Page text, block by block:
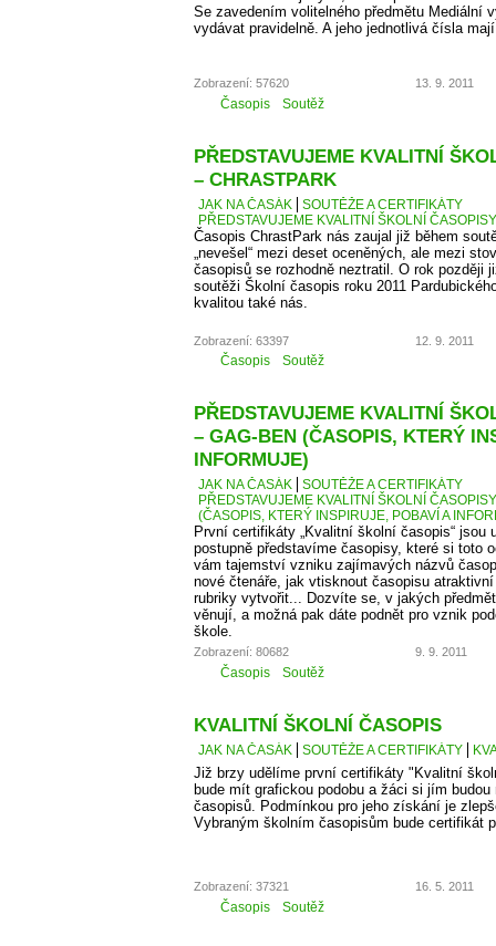
Se zavedením volitelného předmětu Mediální
vydávat pravidelně. A jeho jednotlivá čísla
Zobrazení: 57620 13. 9. 2011
Časopis Soutěž
PŘEDSTAVUJEME KVALITNÍ
– CHRASTPARK
JAK NA ČASÁK
SOUTĚŽE A CERTIFIKÁTY
PŘEDSTAVUJEME KVALITNÍ ŠKOLNÍ
Časopis ChrastPark nás zaujal již během
„nevešel“ mezi deset oceněných, ale mezi
časopisů se rozhodně neztratil. O rok později
soutěži Školní časopis roku 2011
kvalitou také nás.
Zobrazení: 63397 12. 9. 2011
Časopis Soutěž
PŘEDSTAVUJEME KVALITNÍ
– GAG-BEN (ČASOPIS, KTERÝ
INFORMUJE)
JAK NA ČASÁK
SOUTĚŽE A CERTIFIKÁTY
PŘEDSTAVUJEME KVALITNÍ ŠKOLNÍ
(ČASOPIS, KTERÝ INSPIRUJE, POBAVÍ A
První certifikáty „Kvalitní školní časopis“ jsou
postupně představíme časopisy, které si toto
vám tajemství vzniku zajímavých názvů
nové čtenáře, jak vtisknout časopisu
rubriky vytvořit... Dozvíte se, v jakých
věnují, a možná pak dáte podnět pro vznik
škole.
Zobrazení: 80682 9. 9. 2011
Časopis Soutěž
KVALITNÍ ŠKOLNÍ ČASOPIS
JAK NA ČASÁK SOUTĚŽE A CERTIFIKÁTY
Již brzy udělíme první certifikáty "Kvalitní
bude mít grafickou podobu a žáci si jím
časopisů. Podmínkou pro jeho získání je
Vybraným školním časopisům bude certifikát
Zobrazení: 37321 16. 5. 2011
Časopis Soutěž